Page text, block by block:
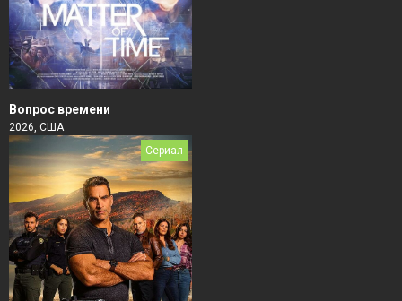
Вопрос времени
2026, США
Сериал